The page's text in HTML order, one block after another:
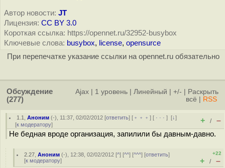
Автор новости: JT
Лицензия: CC BY 3.0
Короткая ссылка: https://opennet.ru/32952-busybox
Ключевые слова: busybox, license, opensurce
При перепечатке указание ссылки на opennet.ru обязательно
Обсуждение
(277)
Ajax 1 уровень Линейный +/-
Раскрыть
всё
RSS
1.1 ,Аноним (-), 11:37, 02/02/2012 [ответить] [ ﹢﹢﹢] [ · · ·][↓]
[к модератору] + / –
Не бедная вроде организация, запилили бы давным-давно.
2.27 ,Аноним (-), 12:38, 02/02/2012 [^] [^^] [^^^] [ответить]
[к модератору]
+22
+ / –